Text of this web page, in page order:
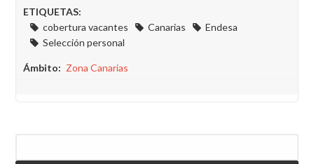
ETIQUETAS:
cobertura vacantes
Canarias
Endesa
Selección personal
Ámbito Zona Canarias